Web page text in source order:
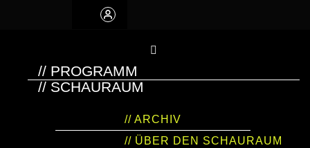
// PROGRAMM
// SCHAURAUM
// ARCHIV
// ÜBER DEN SCHAURAUM